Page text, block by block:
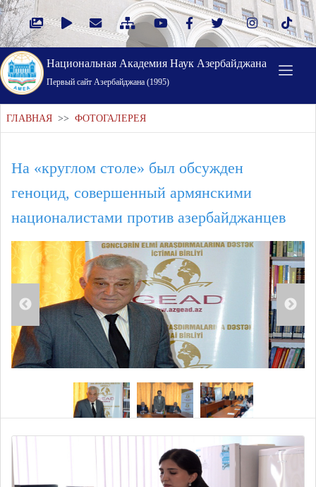
Национальная Академия Наук Азербайджана
Первый cайт Азербайджана (1995)
ГЛАВНАЯ >> ФОТОГАЛЕРЕЯ
На «круглом столе» был обсужден
геноцид, совершенный армянскими
националистами против азербайджанцев